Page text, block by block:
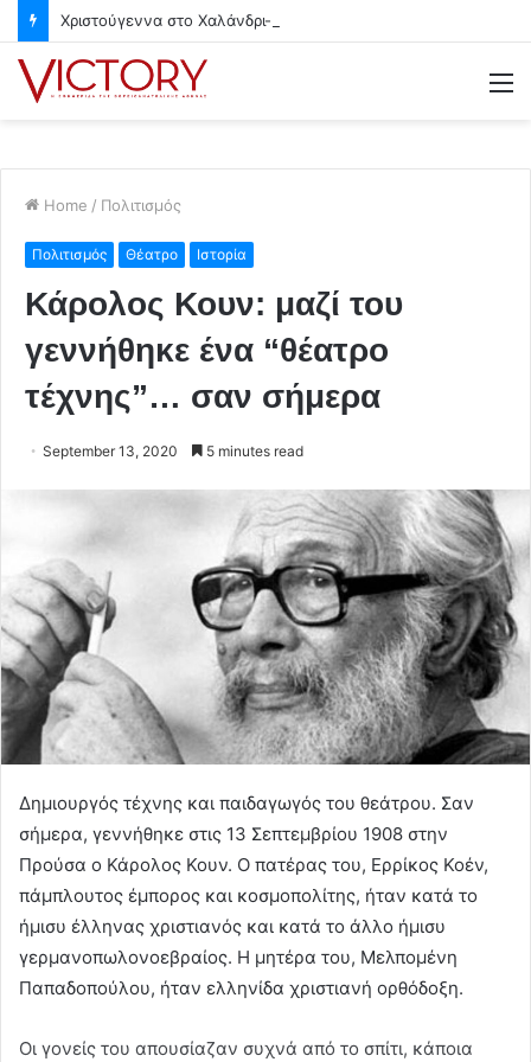
Home / Πολιτισμός
Πολιτισμός Θέατρο Ιστορία
Κάρολος Κουν: μαζί του
γεννήθηκε ένα “θέατρο
τέχνης”… σαν σήμερα
September 13, 2020 5 minutes read
Δημιουργός τέχνης και παιδαγωγός του θεάτρου. Σαν
σήμερα, γεννήθηκε στις 13 Σεπτεμβρίου 1908 στην
Προύσα ο Κάρολος Κουν. Ο πατέρας του, Ερρίκος Κοέν,
πάμπλουτος έμπορος και κοσμοπολίτης, ήταν κατά το
ήμισυ έλληνας χριστιανός και κατά το άλλο ήμισυ
γερμανοπωλονοεβραίος. Η μητέρα του, Μελπομένη
Παπαδοπούλου, ήταν ελληνίδα χριστιανή ορθόδοξη.
Οι γονείς του απουσίαζαν συχνά από το σπίτι, κάποια